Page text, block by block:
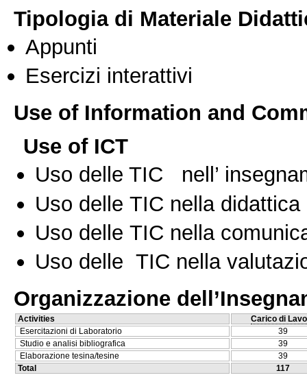
Tipologia di Materiale
Appunti
Esercizi interattivi
Use of Information and
Use of ICT
Uso delle TIC nell’
Uso delle TIC nella
Uso delle TIC nella
Uso delle TIC nella
Organizzazione
Activities
Carico di
Esercitazioni di Laboratorio
39
Studio e analisi bibliografica
39
Elaborazione tesina/tesine
39
Total
117